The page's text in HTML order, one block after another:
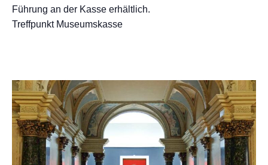
Führung an der Kasse erhältlich.
Treffpunkt Museumskasse